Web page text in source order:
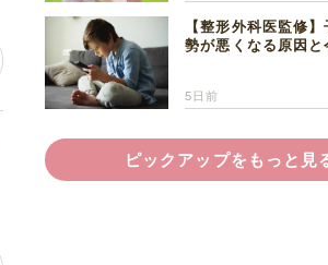
【整形外科医監修
勢が悪くなる原因と
5日前
ピックアップをもっと見